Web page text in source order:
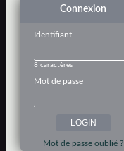
Connexion
Identifiant
8 caractères
Mot de passe
Mot de passe oublié ?